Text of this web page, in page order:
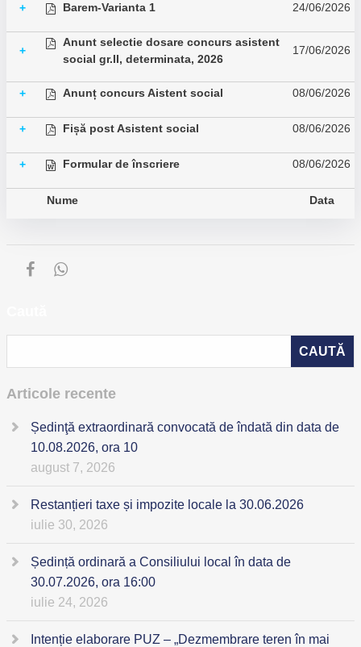
+ Barem-Varianta 1 24/06/2026
+
Anunt selectie dosare concurs asistent
social gr.II, determinata, 2026
17/06/2026
+ Anunț concurs Aistent social 08/06/2026
+ Fișă post Asistent social 08/06/2026
+ Formular de înscriere 08/06/2026
Nume Data
Articole recente
Ședinţă extraordinară convocată de îndată din data de
10.08.2026, ora 10
august 7, 2026
Restanțieri taxe și impozite locale la 30.06.2026
iulie 30, 2026
Ședință ordinară a Consiliului local în data de
30.07.2026, ora 16:00
iulie 24, 2026
Intenție elaborare PUZ – „Dezmembrare teren în mai